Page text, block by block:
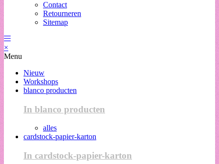
Contact
Retourneren
Sitemap
×
Menu
Nieuw
Workshops
blanco producten
In blanco producten
alles
cardstock-papier-karton
In cardstock-papier-karton